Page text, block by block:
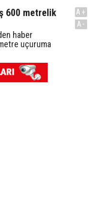
600 metrelik
haber
uçuruma
A+
A-